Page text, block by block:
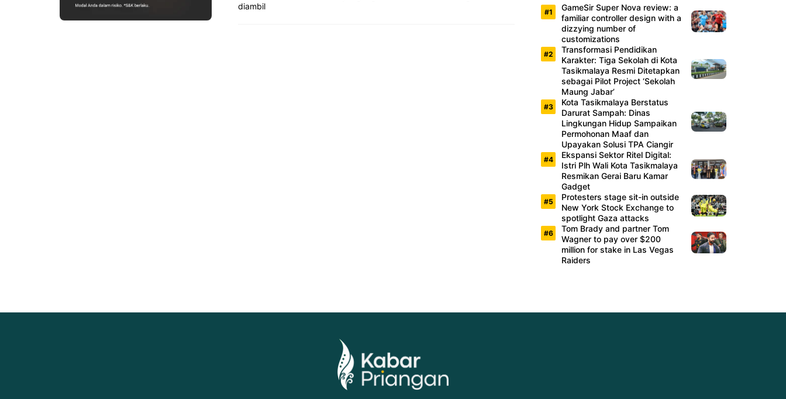
diambil
GameSir Super Nova review: a
familiar controller design with a
dizzying number of
customizations
Transformasi Pendidikan
Karakter: Tiga Sekolah di Kota
Tasikmalaya Resmi Ditetapkan
sebagai Pilot Project ‘Sekolah
Maung Jabar’
Kota Tasikmalaya Berstatus
Darurat Sampah: Dinas
Lingkungan Hidup Sampaikan
Permohonan Maaf dan
Upayakan Solusi TPA Ciangir
Ekspansi Sektor Ritel Digital:
Istri Plh Wali Kota Tasikmalaya
Resmikan Gerai Baru Kamar
Gadget
Protesters stage sit-in outside
New York Stock Exchange to
spotlight Gaza attacks
Tom Brady and partner Tom
Wagner to pay over $200
million for stake in Las Vegas
Raiders